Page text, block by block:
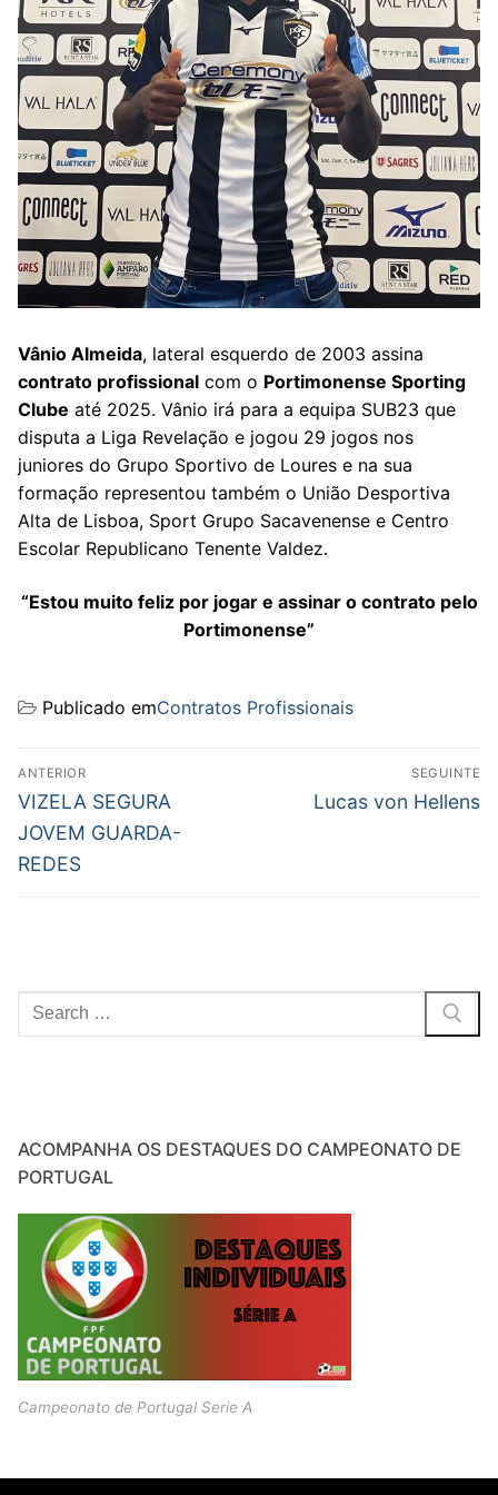
Vânio Almeida, lateral esquerdo de 2003 assina
contrato profissional com o Portimonense Sporting
Clube até 2025. Vânio irá para a equipa SUB23 que
disputa a Liga Revelação e jogou 29 jogos nos
juniores do Grupo Sportivo de Loures e na sua
formação representou também o União Desportiva
Alta de Lisboa, Sport Grupo Sacavenense e Centro
Escolar Republicano Tenente Valdez.
“Estou muito feliz por jogar e assinar o contrato pelo
Portimonense”
Publicado emContratos Profissionais
Navegação
de
artigos
ANTERIOR
Previous
post:
VIZELA SEGURA
JOVEM GUARDA-
REDES
SEGUINTE
Next
Lucas von Hellens
Pesquisar
por:
ACOMPANHA OS DESTAQUES DO CAMPEONATO DE
PORTUGAL
Campeonato de Portugal Serie A